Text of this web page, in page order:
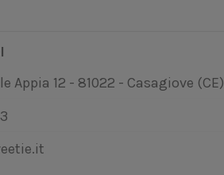
Appia 12 - 81022 - Casagiove (CE)